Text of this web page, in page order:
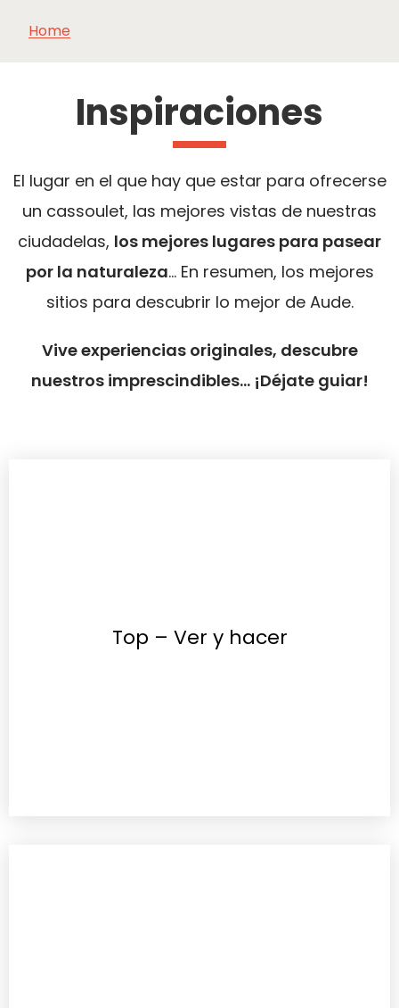
Home
Inspiraciones
El lugar en el que hay que estar para ofrecerse
un cassoulet, las mejores vistas de nuestras
ciudadelas, los mejores lugares para pasear
por la naturaleza… En resumen, los mejores
sitios para descubrir lo mejor de Aude.
Vive experiencias originales, descubre
nuestros imprescindibles... ¡Déjate guiar!
Top – Ver y hacer